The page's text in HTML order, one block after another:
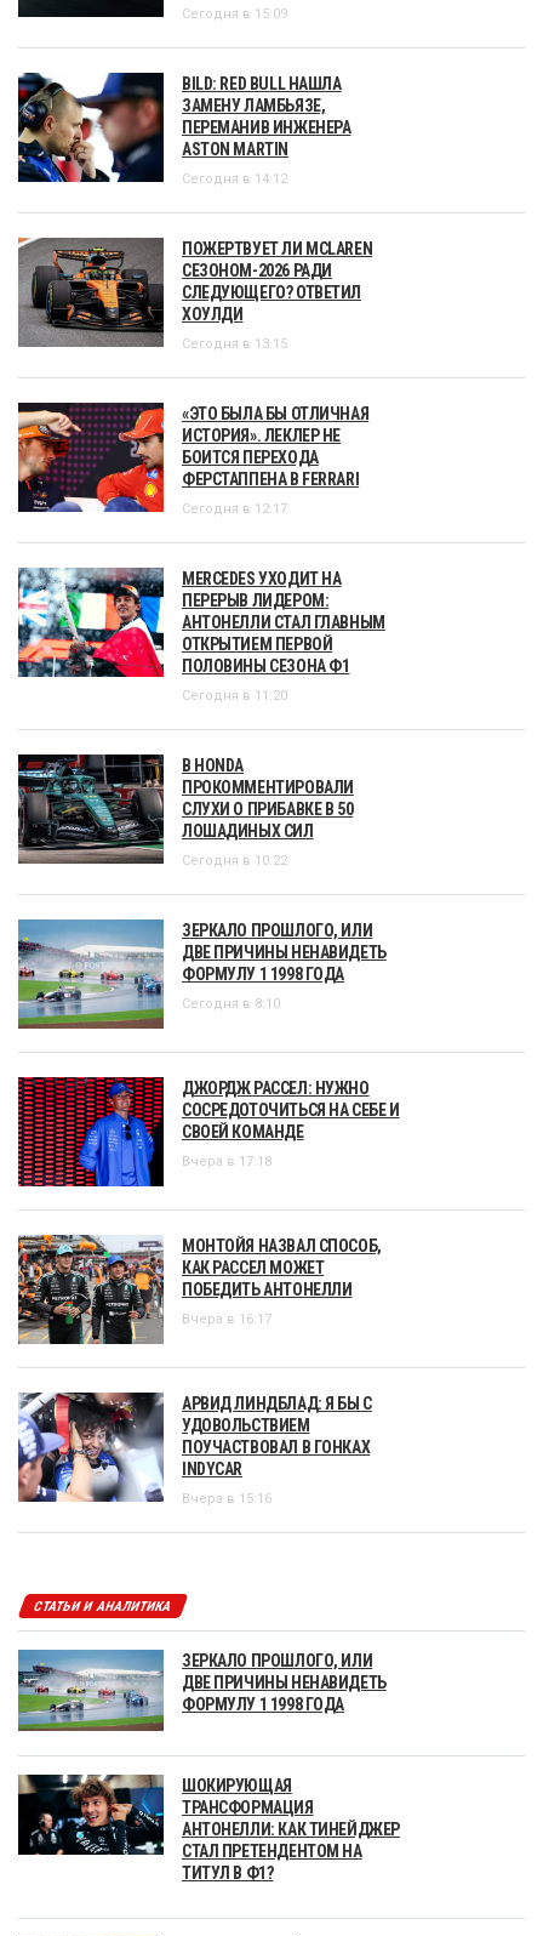
Сегодня в 15:09
BILD: RED BULL НАШЛА
ЗАМЕНУ ЛАМБЬЯЗЕ,
ПЕРЕМАНИВ ИНЖЕНЕРА
ASTON MARTIN
Сегодня в 14:12
ПОЖЕРТВУЕТ ЛИ MCLAREN
СЕЗОНОМ-2026 РАДИ
СЛЕДУЮЩЕГО? ОТВЕТИЛ
ХОУЛДИ
Сегодня в 13:15
«ЭТО БЫЛА БЫ ОТЛИЧНАЯ
ИСТОРИЯ». ЛЕКЛЕР НЕ
БОИТСЯ ПЕРЕХОДА
ФЕРСТАППЕНА В FERRARI
Сегодня в 12:17
MERCEDES УХОДИТ НА
ПЕРЕРЫВ ЛИДЕРОМ:
АНТОНЕЛЛИ СТАЛ ГЛАВНЫМ
ОТКРЫТИЕМ ПЕРВОЙ
ПОЛОВИНЫ СЕЗОНА Ф1
Сегодня в 11:20
В HONDA
ПРОКОММЕНТИРОВАЛИ
СЛУХИ О ПРИБАВКЕ В 50
ЛОШАДИНЫХ СИЛ
Сегодня в 10:22
ЗЕРКАЛО ПРОШЛОГО, ИЛИ
ДВЕ ПРИЧИНЫ НЕНАВИДЕТЬ
ФОРМУЛУ 1 1998 ГОДА
Сегодня в 8:10
ДЖОРДЖ РАССЕЛ: НУЖНО
СОСРЕДОТОЧИТЬСЯ НА СЕБЕ И
СВОЕЙ КОМАНДЕ
Вчера в 17:18
МОНТОЙЯ НАЗВАЛ СПОСОБ,
КАК РАССЕЛ МОЖЕТ
ПОБЕДИТЬ АНТОНЕЛЛИ
Вчера в 16:17
АРВИД ЛИНДБЛАД: Я БЫ С
УДОВОЛЬСТВИЕМ
ПОУЧАСТВОВАЛ В ГОНКАХ
INDYCAR
Вчера в 15:16
СТАТЬИ И АНАЛИТИКА
ЗЕРКАЛО ПРОШЛОГО, ИЛИ
ДВЕ ПРИЧИНЫ НЕНАВИДЕТЬ
ФОРМУЛУ 1 1998 ГОДА
ШОКИРУЮЩАЯ
ТРАНСФОРМАЦИЯ
АНТОНЕЛЛИ: КАК ТИНЕЙДЖЕР
СТАЛ ПРЕТЕНДЕНТОМ НА
ТИТУЛ В Ф1?